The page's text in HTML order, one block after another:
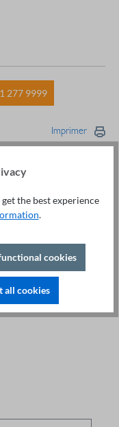
277 9999
Imprimer
confortable du
de bus courants .
the best experience
.
cookies
all cookies